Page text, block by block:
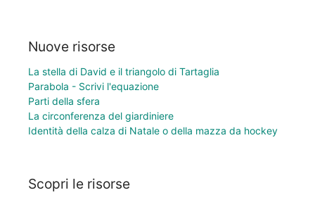
Nuove risorse
La stella di David e il triangolo di Tartaglia
Parabola - Scrivi l'equazione
Parti della sfera
La circonferenza del giardiniere
Identità della calza di Natale o della mazza da hockey
Scopri le risorse